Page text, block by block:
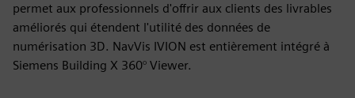
permet aux professionnels d'offrir aux clients des livrables
améliorés qui étendent l'utilité des données de
numérisation 3D. NavVis IVION est entièrement intégré à
Siemens Building X 360° Viewer.